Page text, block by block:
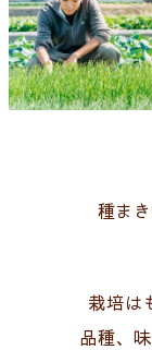
種ま
栽培は
品種、